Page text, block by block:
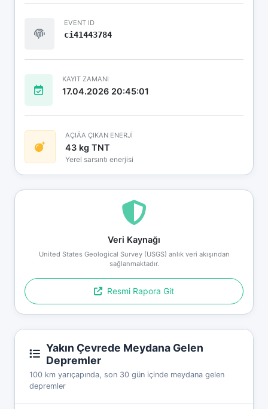
EVENT ID
ci41443784
KAYIT ZAMANI
17.04.2026 20:45:01
AÇIÄA ÇIKAN ENERJİ
43 kg TNT
Yerel sarsıntı enerjisi
Veri Kaynağı
United States Geological Survey (USGS) anlık veri akışından
sağlanmaktadır.
Resmi Rapora Git
Yakın Çevrede Meydana Gelen
Depremler
100 km yarıçapında, son 30 gün içinde meydana gelen
depremler